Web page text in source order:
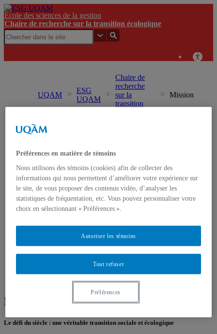
École des sciences de la gestion
Chaire de recherche sur la transition écologique
UQAM
ESG
UQAM
Chaire de
recherche
sur la
transition
Mission
Chaire de recherche sur la transition écologique
Mission
Chantiers de transition
Milieux de vie
Systèmes alimentaires
Urgence climatique
Théories de la transition
Partenaires
Publications
Contributions de la Chaire
Mémoires et thèses publiés
Publications des membres
Boussole de la transition
Mission
Le défi du siècle : une véritable transition sociale et écologique
Préférences en matière de témoins
Nous utilisons des témoins (cookies) afin de collecter des
informations qui nous permettent d’améliorer votre expérience sur
le site, de vous proposer des contenus vidéo, d’analyser les
statistiques de fréquentation, etc. Vous pouvez personnaliser votre
choix en sélectionnant « Préférences ».
Tout refuser
Autoriser les témoins
Préférences